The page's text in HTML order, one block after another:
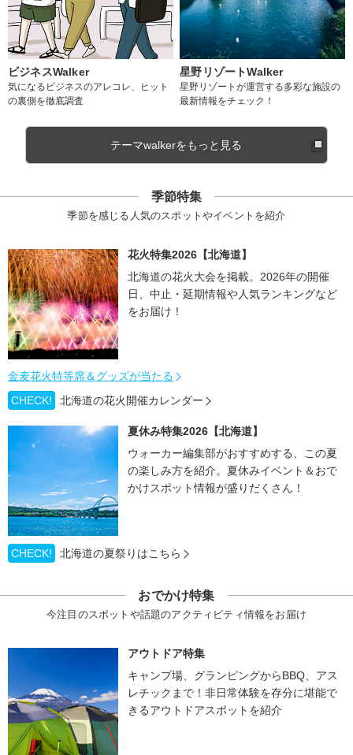
ビジネスWalker
気になるビジネスのアレコレ、ヒット
の裏側を徹底調査
星野リゾートWalker
星野リゾートが運営する多彩な施設の
最新情報をチェック！
テーマwalkerをもっと見る
季節特集
季節を感じる人気のスポットやイベントを紹介
花火特集2026【北海道】
北海道の花火大会を掲載。2026年の開催
日、中止・延期情報や人気ランキングなど
をお届け！
金麦花火特等席＆グッズが当たる
CHECK!
北海道の花火開催カレンダー
夏休み特集2026【北海道】
ウォーカー編集部がおすすめする、この夏
の楽しみ方を紹介。夏休みイベント＆おで
かけスポット情報が盛りだくさん！
CHECK! 北海道の夏祭りはこちら
おでかけ特集
今注目のスポットや話題のアクティビティ情報をお届け
アウトドア特集
キャンプ場、グランピングからBBQ、アス
レチックまで！非日常体験を存分に堪能で
きるアウトドアスポットを紹介